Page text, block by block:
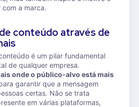
a marca.
conteúdo através de
é um pilar fundamental
de qualquer empresa.
onde o público-alvo está mais
garantir que a mensagem
certas. Não se trata
em várias plataformas,